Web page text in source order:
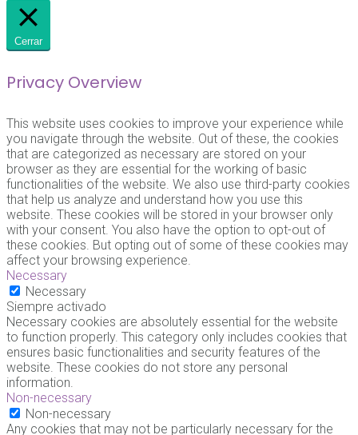
Cerrar
Privacy Overview
This website uses cookies to improve your experience while
you navigate through the website. Out of these, the cookies
that are categorized as necessary are stored on your
browser as they are essential for the working of basic
functionalities of the website. We also use third-party cookies
that help us analyze and understand how you use this
website. These cookies will be stored in your browser only
with your consent. You also have the option to opt-out of
these cookies. But opting out of some of these cookies may
affect your browsing experience.
Necessary
Necessary
Siempre activado
Necessary cookies are absolutely essential for the website
to function properly. This category only includes cookies that
ensures basic functionalities and security features of the
website. These cookies do not store any personal
information.
Non-necessary
Non-necessary
Any cookies that may not be particularly necessary for the